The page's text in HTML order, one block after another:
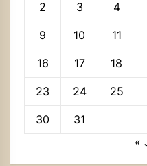
2 3 4
9 10 11
16 17 18
23 24 25
30
31
«